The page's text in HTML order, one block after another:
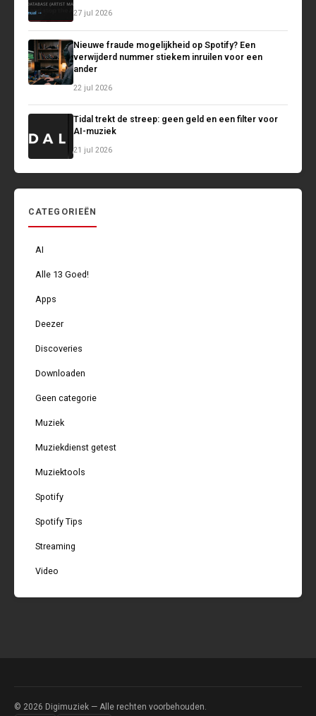
27 jul 2026
Nieuwe fraude mogelijkheid op Spotify? Een
verwijderd nummer stiekem inruilen voor een
ander
22 jul 2026
Tidal trekt de streep: geen geld en een filter voor
AI-muziek
21 jul 2026
CATEGORIEËN
AI
Alle 13 Goed!
Apps
Deezer
Discoveries
Downloaden
Geen categorie
Muziek
Muziekdienst getest
Muziektools
Spotify
Spotify Tips
Streaming
Video
© 2026 Digimuziek — Alle rechten voorbehouden.